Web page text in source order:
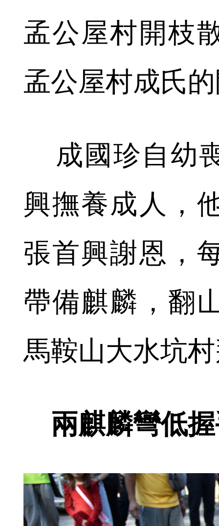
孟公屋村開枝
孟公屋村成氏
成國珍自幼
興撫養成人，
張首興謝恩，
帶備麒麟，翻
馬鞍山大水坑
兩麒麟彎低